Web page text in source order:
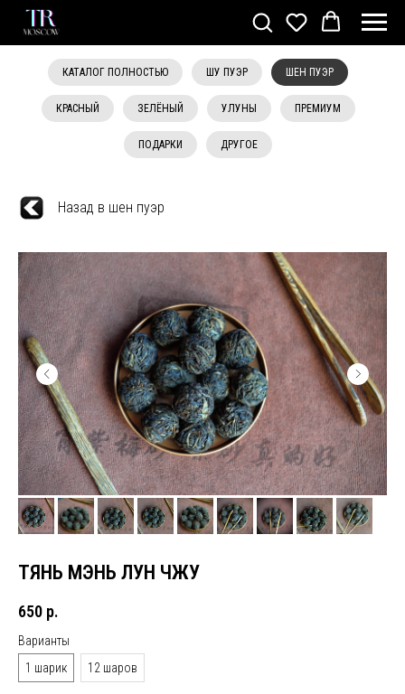
КАТАЛОГ ПОЛНОСТЬЮ ШУ ПУЭР ШЕН ПУЭР
КРАСНЫЙ ЗЕЛЁНЫЙ УЛУНЫ ПРЕМИУМ
ПОДАРКИ ДРУГОЕ
Назад в шен пуэр
ТЯНЬ МЭНЬ ЛУН ЧЖУ
650 р.
Варианты
1 шарик
12 шаров